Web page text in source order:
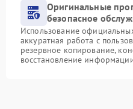
Оригинальные
безопасное
Использование
аккуратная работа с
резервное копирование,
восстановление